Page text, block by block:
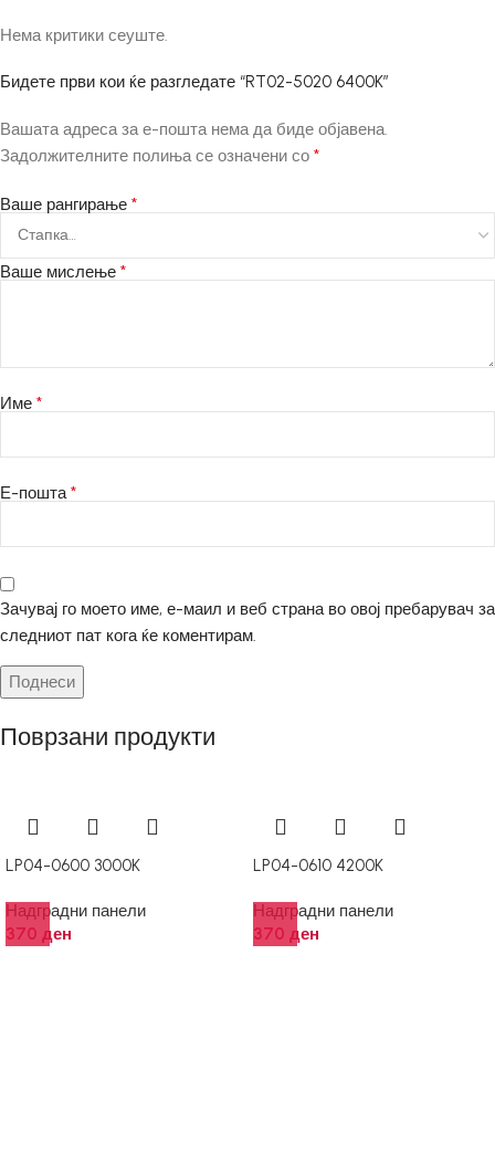
Нема критики сеуште.
Бидете први кои ќе разгледате “RT02-5020 6400K”
Вашата адреса за е-пошта нема да биде објавена.
Задолжителните полиња се означени со *
Ваше рангирање *
Ваше мислење *
Име *
Е-пошта*
Зачувај го моето име, е-маил и веб страна во овој пребарувач за
следниот пат кога ќе коментирам.
Поврзани продукти
LP04-0600 3000K
Надградни панели
370 ден
LP04-0610 4200K
Надградни панели
370 ден